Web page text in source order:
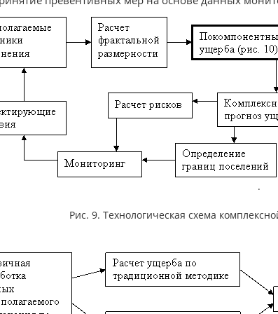
.
Рис. 9. Технологическая схема